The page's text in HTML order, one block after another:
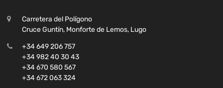
Carretera del Polígono
Cruce Guntín, Monforte de Lemos, Lugo
+34 649 206 757
+34 982 40 30 43
+34 670 580 567
+34 672 063 324